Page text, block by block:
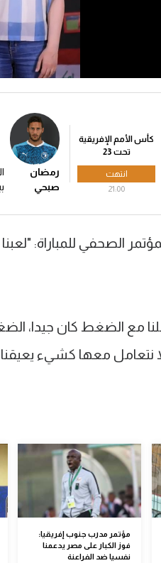
كأس الأمم الإفريقية
تحت 23
انتهت
21:00
رمضان
صبحي
مع الضغط كان جيدا،
نتعامل معها كشيء
مؤتمر مدرب جنوب إفريقيا:
فوز الكبار على مصر يدعمنا
نفسيا ضد الفراعنة